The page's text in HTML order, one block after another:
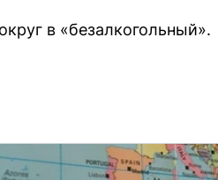
в «безалкогольный».